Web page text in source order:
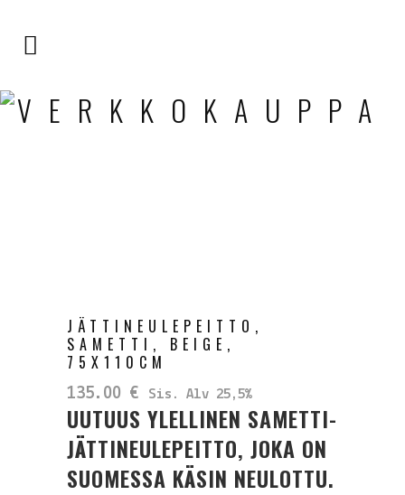
VERKKOKAUPPA
JÄTTINEULEPEITTO,
SAMETTI, BEIGE,
75X110CM
135.00 € Sis. Alv 25,5%
UUTUUS YLELLINEN SAMETTI-
JÄTTINEULEPEITTO, JOKA ON
SUOMESSA KÄSIN NEULOTTU.